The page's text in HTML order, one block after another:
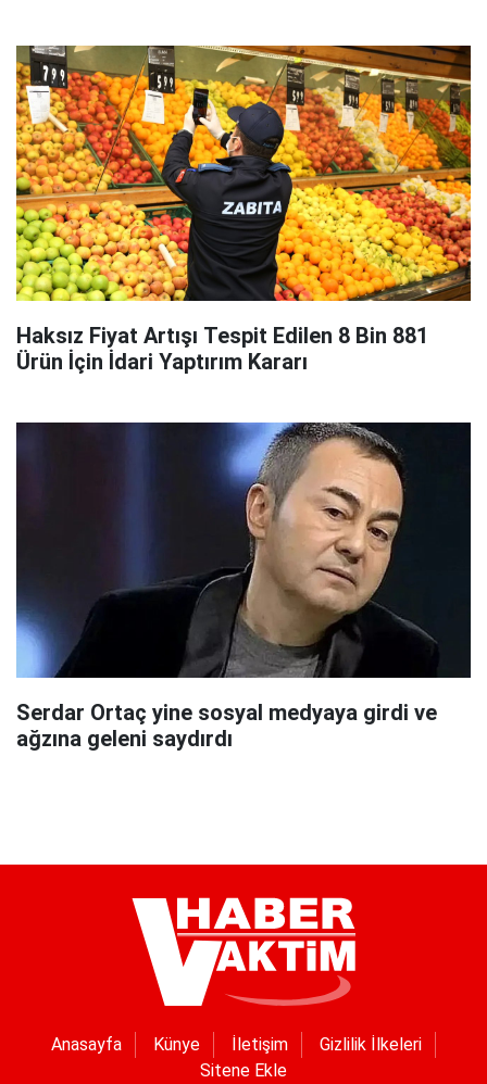
Haksız Fiyat Artışı Tespit Edilen 8 Bin 881
Ürün İçin İdari Yaptırım Kararı
Serdar Ortaç yine sosyal medyaya girdi ve
ağzına geleni saydırdı
Anasayfa Künye İletişim
Gizlilik İlkeleri
Sitene Ekle